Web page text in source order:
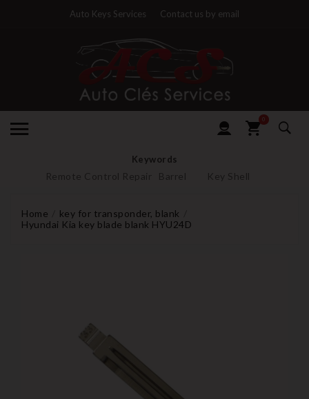
Auto Keys Services Contact us by email
0
Keywords
Remote Control Repair Barrel Key Shell
Home
key for transponder, blank
Hyundai Kia key blade blank HYU24D